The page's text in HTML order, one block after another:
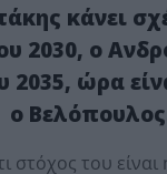
κάνει
2030, ο
2035, ώρα
ο
στόχος του είναι